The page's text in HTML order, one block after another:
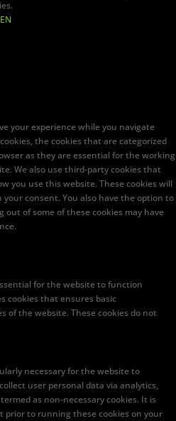
your experience while you navigate
the cookies that are categorized
as they are essential for the working
We also use third-party cookies that
you use this website. These cookies will
consent. You also have the option to
of some of these cookies may have
for the website to function
cookies that ensures basic
of the website. These cookies do not
necessary for the website to
user personal data via analytics,
as non-necessary cookies. It is
prior to running these cookies on your